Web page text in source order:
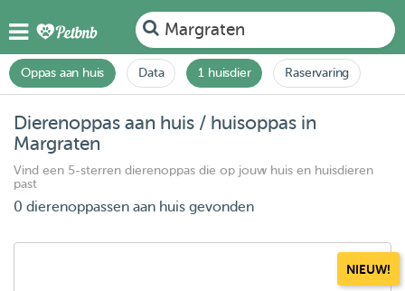
Margraten
Oppas aan huis Data 1 huisdier Raservaring
Dierenoppas aan huis / huisoppas in
Margraten
Vind een 5-sterren dierenoppas die op jouw huis en huisdieren
past
0 dierenoppassen aan huis gevonden
NIEUW!